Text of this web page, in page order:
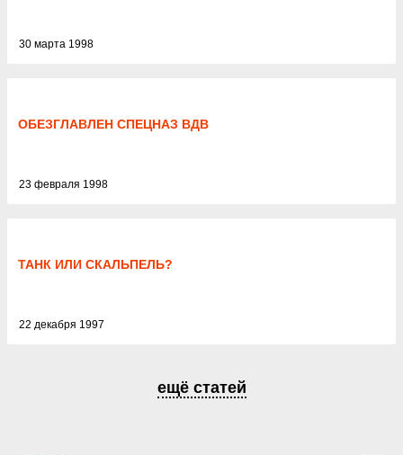
30 марта 1998
ОБЕЗГЛАВЛЕН СПЕЦНАЗ ВДВ
23 февраля 1998
ТАНК ИЛИ СКАЛЬПЕЛЬ?
22 декабря 1997
ещё статей